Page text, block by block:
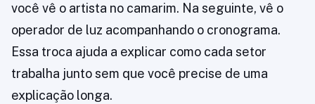
você vê o artista no camarim. Na seguinte, vê o
operador de luz acompanhando o cronograma.
Essa troca ajuda a explicar como cada setor
trabalha junto sem que você precise de uma
explicação longa.